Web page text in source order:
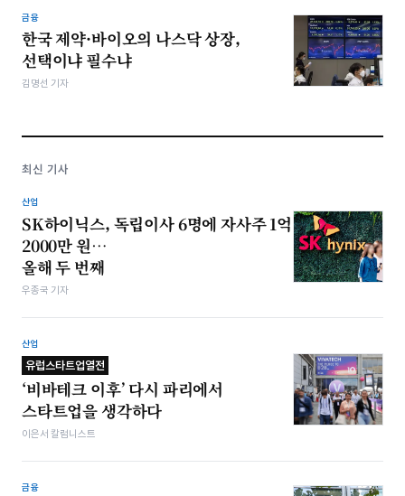
금융
한국 제약·바이오의 나스닥 상장,
선택이냐 필수냐
김명선 기자
최신 기사
산업
SK하이닉스, 독립이사 6명에 자사주 1억
2000만 원…
올해 두 번째
우종국 기자
산업
유럽스타트업열전
‘비바테크 이후’ 다시 파리에서
스타트업을 생각하다
이은서 칼럼니스트
금융